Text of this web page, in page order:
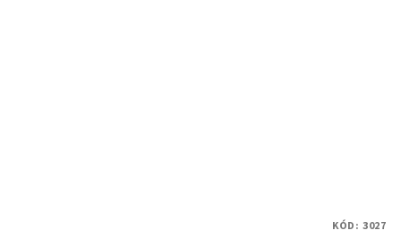
KÓD: 3027